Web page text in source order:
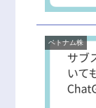
ベトナム株